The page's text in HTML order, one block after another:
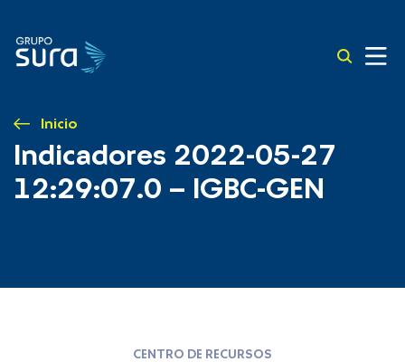
Inicio
Indicadores 2022-05-27
12:29:07.0 – IGBC-GEN
CENTRO DE RECURSOS